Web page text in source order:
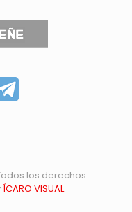
Todos los derechos
ÍCARO VISUAL